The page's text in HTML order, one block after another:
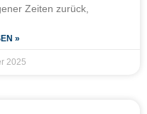
Zeiten zurück,
»
2025